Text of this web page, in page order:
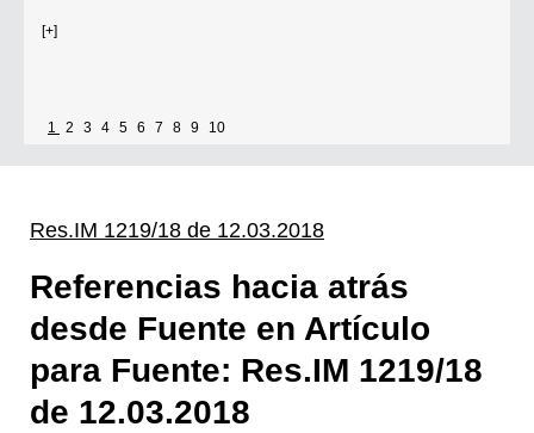
[+]
1 2 3 4 5 6 7 8 9 10
Res.IM 1219/18 de 12.03.2018
Referencias hacia atrás
desde Fuente en Artículo
para Fuente: Res.IM 1219/18
de 12.03.2018